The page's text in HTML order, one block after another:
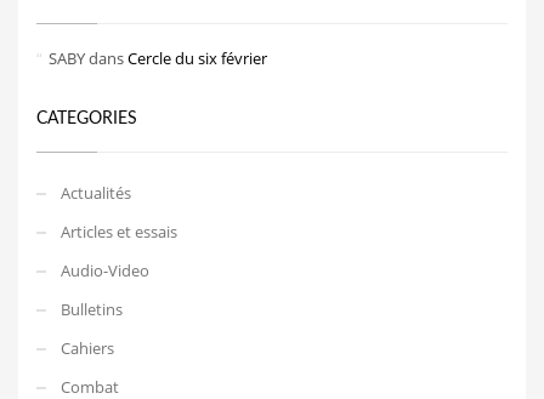
SABYdansCercle du six février
CATEGORIES
Actualités
Articles et essais
Audio-Video
Bulletins
Cahiers
Combat